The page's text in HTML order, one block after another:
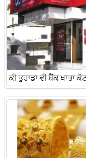
ਕੀ ਤੁਹਾਡਾ ਵੀ ਬੈਂਕ ਖਾਤਾ